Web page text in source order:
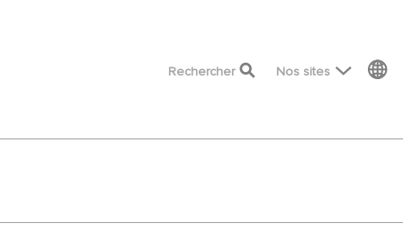
top menu
Rechercher Nos sites